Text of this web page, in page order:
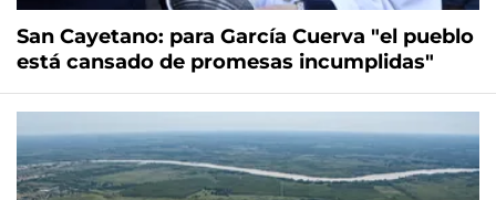
San Cayetano: para García Cuerva "el pueblo
está cansado de promesas incumplidas"